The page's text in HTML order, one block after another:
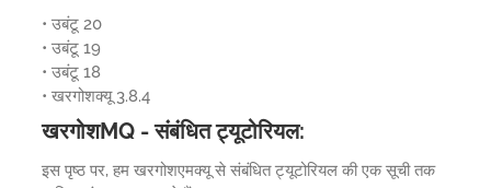
• उबंटू 20
• उबंटू 19
• उबंटू 18
• खरगोशक्यू 3.8.4
खरगोशMQ - संबंधित ट्यूटोरियल:
इस पृष्ठ पर, हम खरगोशएमक्यू से संबंधित ट्यूटोरियल की एक सूची तक